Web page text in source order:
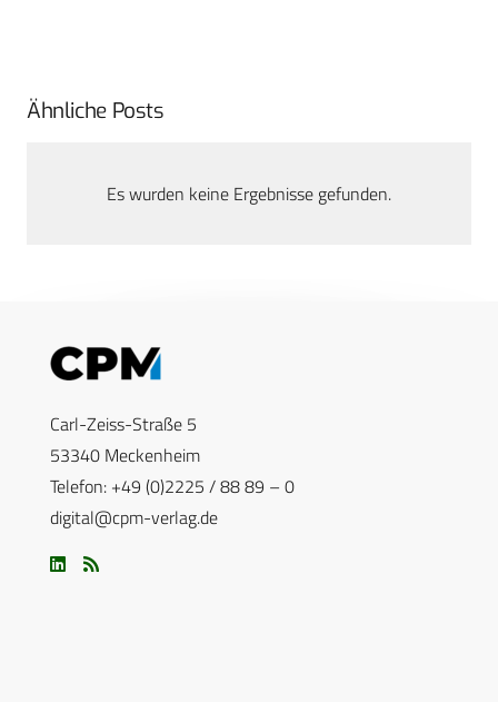
Ähnliche Posts
Es wurden keine Ergebnisse gefunden.
Carl-Zeiss-Straße 5
53340 Meckenheim
Telefon: +49 (0)2225 / 88 89 – 0
digital@cpm-verlag.de